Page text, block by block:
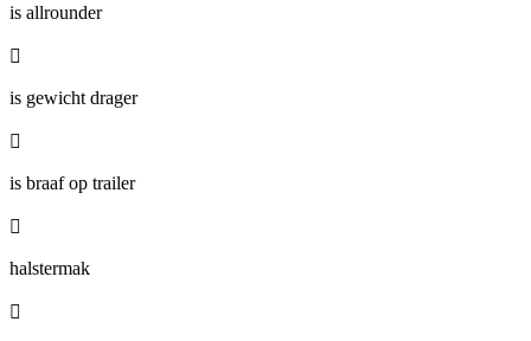
is allrounder

is gewicht drager

is braaf op trailer

halstermak
